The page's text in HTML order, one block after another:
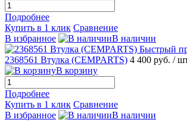
Подробнее
Купить в 1 клик Сравнение
В избранное
В наличии
Быстрый
2368561 Втулка (CEMPARTS) 4 400 руб. /
В корзину
Подробнее
Купить в 1 клик Сравнение
В избранное
В наличии